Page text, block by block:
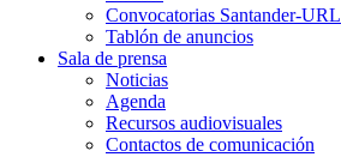
Convocatorias Santander-URL
Tablón de anuncios
Sala de prensa
Noticias
Agenda
Recursos audiovisuales
Contactos de comunicación